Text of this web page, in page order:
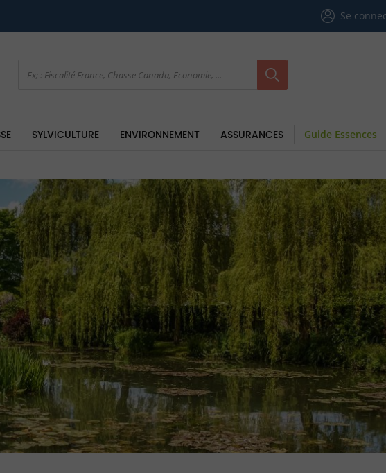
Se
SYLVICULTURE ENVIRONNEMENT ASSURANCES Guide Essences